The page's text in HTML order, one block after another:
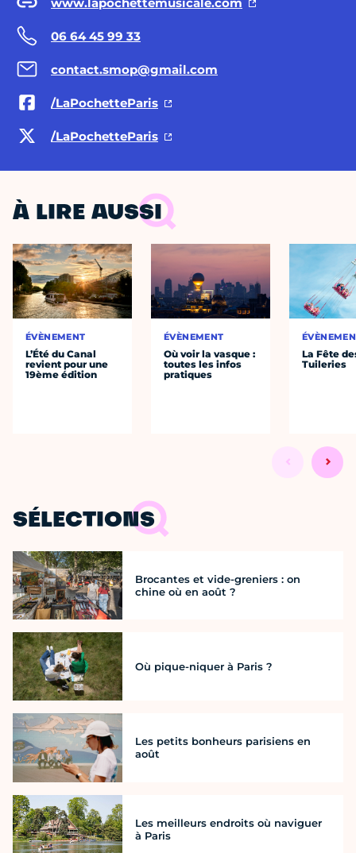
06 64 45 99 33
contact.smop@gmail.com
/LaPochetteParis
/LaPochetteParis
À LIRE AUSSI
ÉVÈNEMENT
L’Été du Canal
revient pour une
19ème édition
ÉVÈNEMENT
Où voir la vasque :
toutes les infos
pratiques
La Fête
Tuileries
SÉLECTIONS
Brocantes et vide-greniers : on
chine où en août ?
Où pique-niquer à Paris ?
Les petits bonheurs parisiens en
août
Les meilleurs endroits où naviguer
à Paris